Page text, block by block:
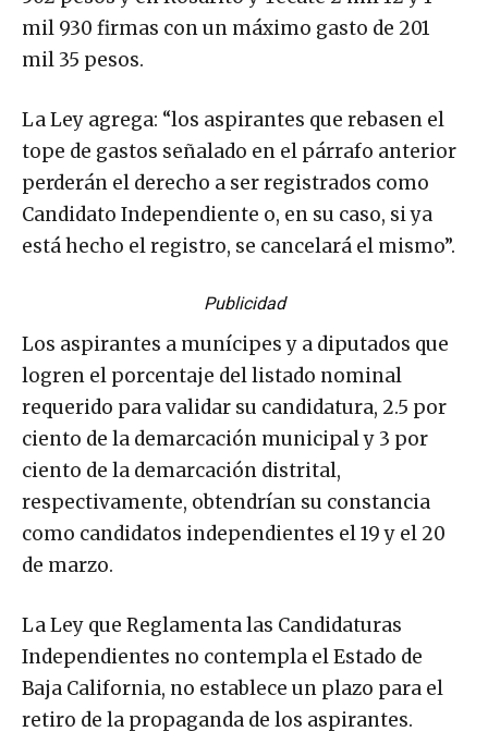
mil 930 firmas con un máximo gasto de 201
mil 35 pesos.
La Ley agrega: “los aspirantes que rebasen el
tope de gastos señalado en el párrafo anterior
perderán el derecho a ser registrados como
Candidato Independiente o, en su caso, si ya
está hecho el registro, se cancelará el mismo”.
Publicidad
Los aspirantes a munícipes y a diputados que
logren el porcentaje del listado nominal
requerido para validar su candidatura, 2.5 por
ciento de la demarcación municipal y 3 por
ciento de la demarcación distrital,
respectivamente, obtendrían su constancia
como candidatos independientes el 19 y el 20
de marzo.
La Ley que Reglamenta las Candidaturas
Independientes no contempla el Estado de
Baja California, no establece un plazo para el
retiro de la propaganda de los aspirantes.